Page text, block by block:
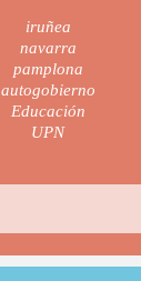
iruñea
navarra
pamplona
autogobierno
Educación
UPN